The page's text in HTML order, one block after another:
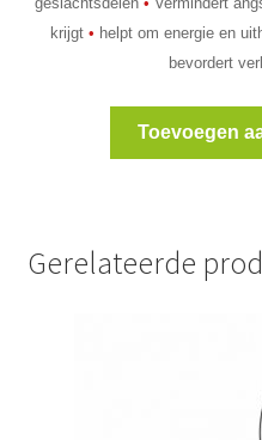
krijgt • helpt om energie en
bevordert
Toevoegen
Gerelateerde